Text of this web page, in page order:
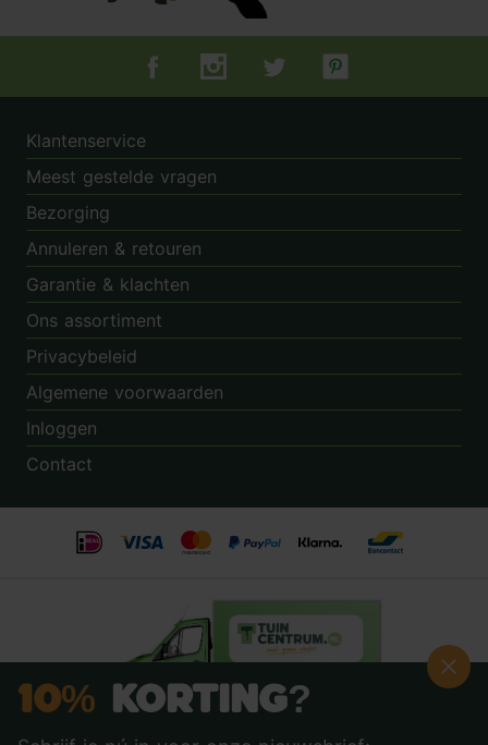
Tuincentrum.nl op Facebook
Tuincentrum.nl op Instagram
Tuincentrum.nl op Twitter
Tuincentrum.nl op
Klantenservice
Meest gestelde vragen
Bezorging
Annuleren & retouren
Garantie & klachten
Ons assortiment
Privacybeleid
Algemene voorwaarden
Inloggen
Contact
10% Korting?